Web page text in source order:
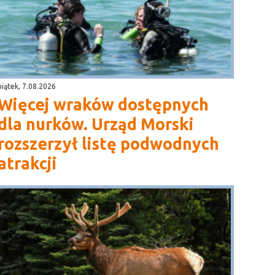
7.08.2026
wraków dostępnych
nurków. Urząd Morski
listę podwodnych